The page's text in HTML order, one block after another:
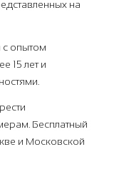
на
с опытом
15 лет и
Бесплатный
и Московской